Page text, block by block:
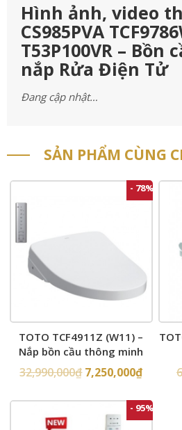
Hình ảnh, video
CS985PVA
T53P100VR – Bồn
nắp Rửa Điện Tử
Đang cập nhật…
SẢN PHẨM CÙNG
- 78%
TOTO TCF4911Z (W11) –
Nắp bồn cầu thông minh
32,990,000₫ 7,250,000₫
- 95%